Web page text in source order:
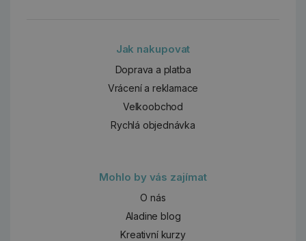
Jak nakupovat
Doprava a platba
Vrácení a reklamace
Velkoobchod
Rychlá objednávka
Mohlo by vás zajímat
O nás
Aladine blog
Kreativní kurzy